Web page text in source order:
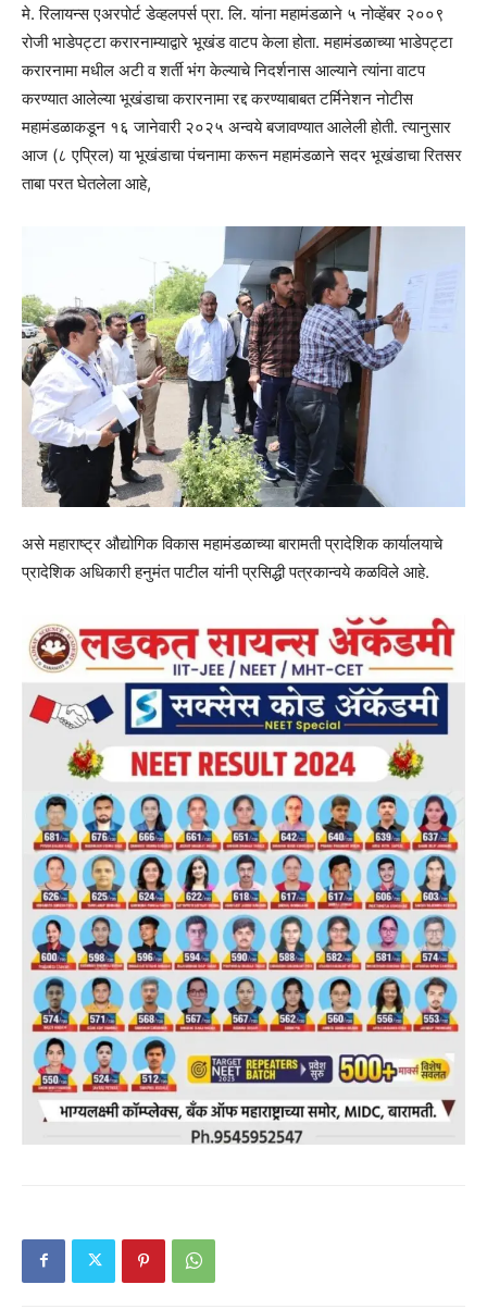
मे. रिलायन्स एअरपोर्ट डेव्हलपर्स प्रा. लि. यांना महामंडळाने ५ नोव्हेंबर २००९
रोजी भाडेपट्टा करारनाम्याद्वारे भूखंड वाटप केला होता. महामंडळाच्या भाडेपट्टा
करारनामा मधील अटी व शर्ती भंग केल्याचे निदर्शनास आल्याने त्यांना वाटप
करण्यात आलेल्या भूखंडाचा करारनामा रद्द करण्याबाबत टर्मिनेशन नोटीस
महामंडळाकडून १६ जानेवारी २०२५ अन्वये बजावण्यात आलेली होती. त्यानुसार
आज (८ एप्रिल) या भूखंडाचा पंचनामा करून महामंडळाने सदर भूखंडाचा रितसर
ताबा परत घेतलेला आहे,
असे महाराष्ट्र औद्योगिक विकास महामंडळाच्या बारामती प्रादेशिक कार्यालयाचे
प्रादेशिक अधिकारी हनुमंत पाटील यांनी प्रसिद्धी पत्रकान्वये कळविले आहे.